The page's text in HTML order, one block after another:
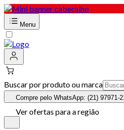
Menu
Buscar por produto ou marca
Compre pelo WhatsApp: (21) 97971-
Ver ofertas para a região